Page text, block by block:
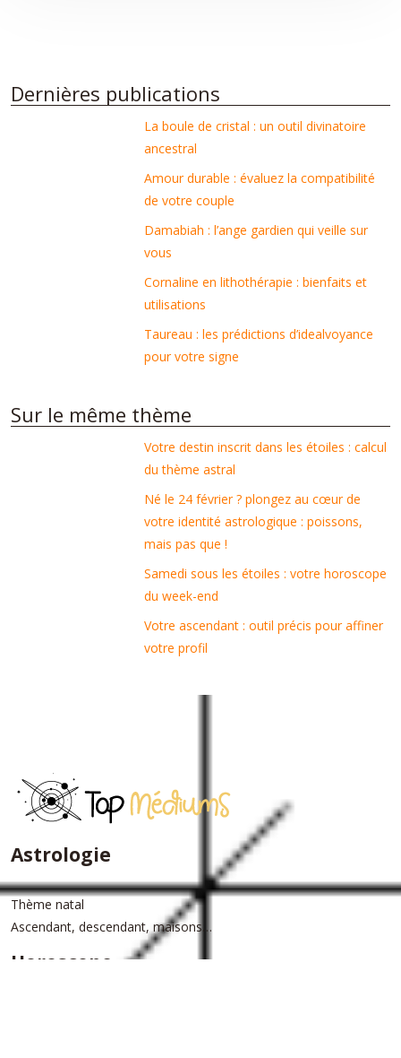
Dernières publications
La boule de cristal : un outil divinatoire
ancestral
Amour durable : évaluez la compatibilité
de votre couple
Damabiah : l’ange gardien qui veille sur
vous
Cornaline en lithothérapie : bienfaits et
utilisations
Taureau : les prédictions d’idealvoyance
pour votre signe
Sur le même thème
Votre destin inscrit dans les étoiles : calcul
du thème astral
Né le 24 février ? plongez au cœur de
votre identité astrologique : poissons,
mais pas que !
Samedi sous les étoiles : votre horoscope
du week-end
Votre ascendant : outil précis pour affiner
votre profil
Astrologie
Thème natal
Ascendant, descendant, maisons…
Horoscope